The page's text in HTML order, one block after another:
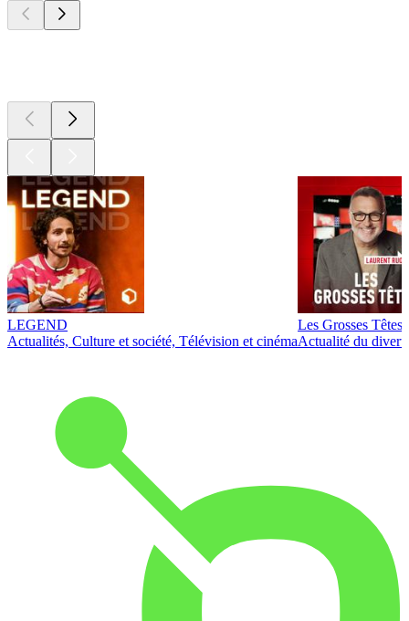
LEGEND
Actualités, Culture et société, Télévision et cinéma
Les Grosses Têtes
Actualité du